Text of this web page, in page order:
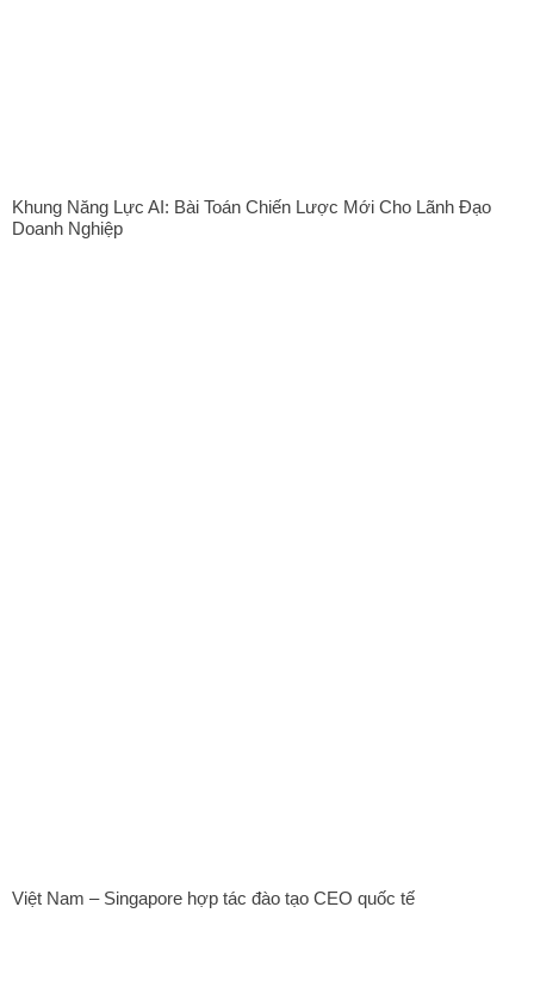
Khung Năng Lực AI: Bài Toán Chiến Lược Mới Cho Lãnh Đạo
Doanh Nghiệp
Việt Nam – Singapore hợp tác đào tạo CEO quốc tế